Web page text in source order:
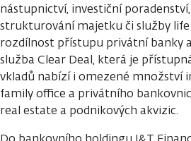
nástupnictví, investiční
strukturování majetku či služby
rozdílnost přístupu privátní banky
služba Clear Deal, která je
vkladů nabízí i omezené množství
family office a privátního
real estate a podnikových akvizic.